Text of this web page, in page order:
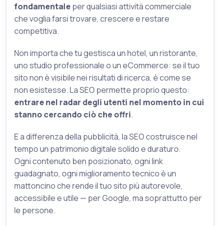
fondamentale per qualsiasi attività commerciale
che voglia farsi trovare, crescere e restare
competitiva.
Non importa che tu gestisca un hotel, un ristorante,
uno studio professionale o un eCommerce: se il tuo
sito non è visibile nei risultati di ricerca, è come se
non esistesse. La SEO permette proprio questo:
entrare nel radar degli utenti nel momento in cui
stanno cercando ciò che offri.
E a differenza della pubblicità, la SEO costruisce nel
tempo un patrimonio digitale solido e duraturo.
Ogni contenuto ben posizionato, ogni link
guadagnato, ogni miglioramento tecnico è un
mattoncino che rende il tuo sito più autorevole,
accessibile e utile — per Google, ma soprattutto per
le persone.